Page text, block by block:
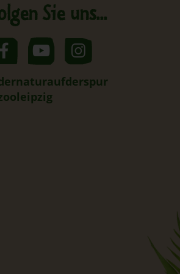
Sie uns...